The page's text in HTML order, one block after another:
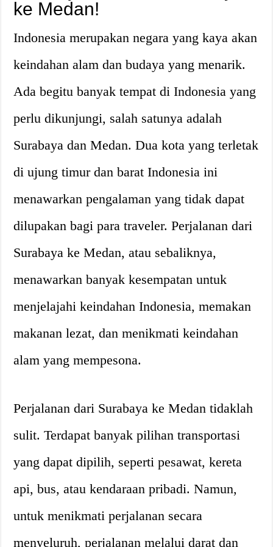
ke Medan!
Indonesia merupakan negara yang kaya akan
keindahan alam dan budaya yang menarik.
Ada begitu banyak tempat di Indonesia yang
perlu dikunjungi, salah satunya adalah
Surabaya dan Medan. Dua kota yang terletak
di ujung timur dan barat Indonesia ini
menawarkan pengalaman yang tidak dapat
dilupakan bagi para traveler. Perjalanan dari
Surabaya ke Medan, atau sebaliknya,
menawarkan banyak kesempatan untuk
menjelajahi keindahan Indonesia, memakan
makanan lezat, dan menikmati keindahan
alam yang mempesona.
Perjalanan dari Surabaya ke Medan tidaklah
sulit. Terdapat banyak pilihan transportasi
yang dapat dipilih, seperti pesawat, kereta
api, bus, atau kendaraan pribadi. Namun,
untuk menikmati perjalanan secara
menyeluruh, perjalanan melalui darat dan